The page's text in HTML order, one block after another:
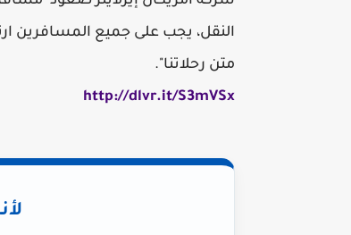
النقل، يجب على جميع المسافرين
متن رحلاتنا".
http://dlvr.it/S3mVSx